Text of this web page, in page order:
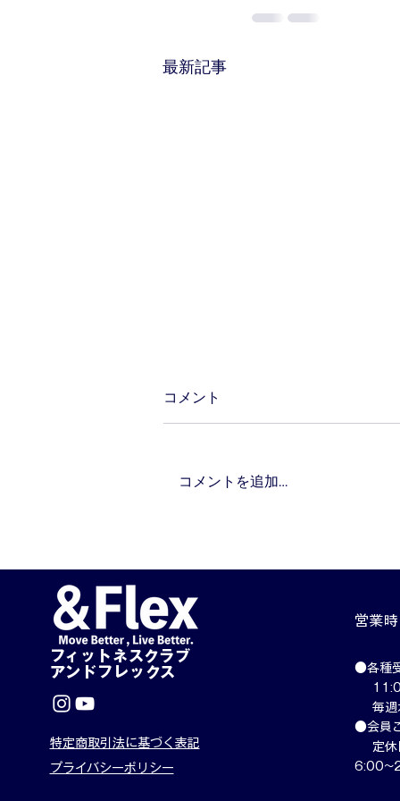
最新記事
体力とは何か？
コメント
コメントを追加…
​フィットネスクラブ
​アンドフレックス
特定商取引法に基づく表記
​プライバシーポリシー
営業時
​●各種
毎週
●会員
定休